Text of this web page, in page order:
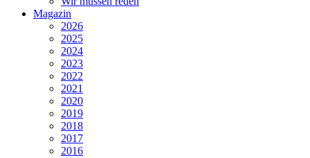
Magazin
2026
2025
2024
2023
2022
2021
2020
2019
2018
2017
2016